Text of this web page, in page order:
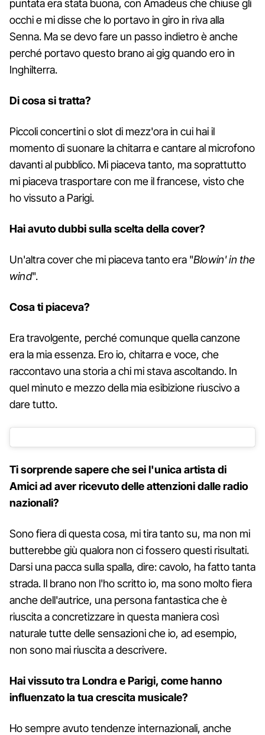
puntata era stata buona, con Amadeus che chiuse gli
occhi e mi disse che lo portavo in giro in riva alla
Senna. Ma se devo fare un passo indietro è anche
perché portavo questo brano ai gig quando ero in
Inghilterra.
Di cosa si tratta?
Piccoli concertini o slot di mezz'ora in cui hai il
momento di suonare la chitarra e cantare al microfono
davanti al pubblico. Mi piaceva tanto, ma soprattutto
mi piaceva trasportare con me il francese, visto che
ho vissuto a Parigi.
Hai avuto dubbi sulla scelta della cover?
Un'altra cover che mi piaceva tanto era "Blowin' in the
wind".
Cosa ti piaceva?
Era travolgente, perché comunque quella canzone
era la mia essenza. Ero io, chitarra e voce, che
raccontavo una storia a chi mi stava ascoltando. In
quel minuto e mezzo della mia esibizione riuscivo a
dare tutto.
Ti sorprende sapere che sei l'unica artista di
Amici ad aver ricevuto delle attenzioni dalle radio
nazionali?
Sono fiera di questa cosa, mi tira tanto su, ma non mi
butterebbe giù qualora non ci fossero questi risultati.
Darsi una pacca sulla spalla, dire: cavolo, ha fatto tanta
strada. Il brano non l'ho scritto io, ma sono molto fiera
anche dell'autrice, una persona fantastica che è
riuscita a concretizzare in questa maniera così
naturale tutte delle sensazioni che io, ad esempio,
non sono mai riuscita a descrivere.
Hai vissuto tra Londra e Parigi, come hanno
influenzato la tua crescita musicale?
Ho sempre avuto tendenze internazionali, anche